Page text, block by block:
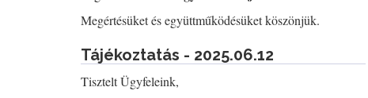
Megértésüket és együttműködésüket köszönjük.
Tájékoztatás - 2025.06.12
Tisztelt Ügyfeleink,